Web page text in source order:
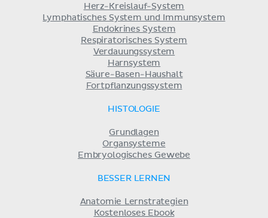
Herz-Kreislauf-System
Lymphatisches System und Immunsystem
Endokrines System
Respiratorisches System
Verdauungssystem
Harnsystem
Säure-Basen-Haushalt
Fortpflanzungssystem
HISTOLOGIE
Grundlagen
Organsysteme
Embryologisches Gewebe
BESSER LERNEN
Anatomie Lernstrategien
Kostenloses Ebook